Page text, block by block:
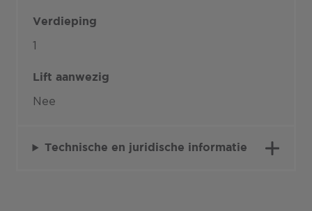
Verdieping
1
Lift aanwezig
Nee
Technische en juridische informatie